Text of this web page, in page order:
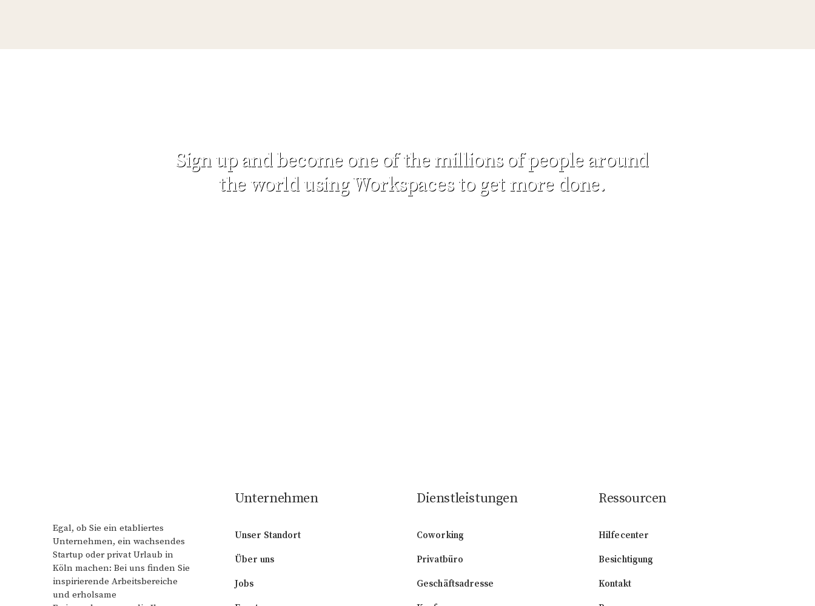
Sign up and become one of the millions of people around
the world using Workspaces to get more done.
Egal, ob Sie ein etabliertes
Unternehmen, ein wachsendes
Startup oder privat Urlaub in
Köln machen: Bei uns finden Sie
inspirierende Arbeitsbereiche
und erholsame
Unternehmen
Unser Standort
Über uns
Jobs
Dienstleistungen
Coworking
Privatbüro
Geschäftsadresse
Ressourcen
Hilfecenter
Besichtigung
Kontakt